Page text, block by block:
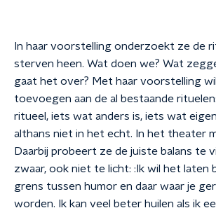
In haar voorstelling onderzoekt ze de
sterven heen. Wat doen we? Wat
gaat het over? Met haar voorstelling
toevoegen aan de al bestaande
ritueel, iets wat anders is, iets wat
althans niet in het echt. In het theater
Daarbij probeert ze de juiste balans te
zwaar, ook niet te licht: :Ik wil het laten
grens tussen humor en daar waar je
worden. Ik kan veel beter huilen als ik